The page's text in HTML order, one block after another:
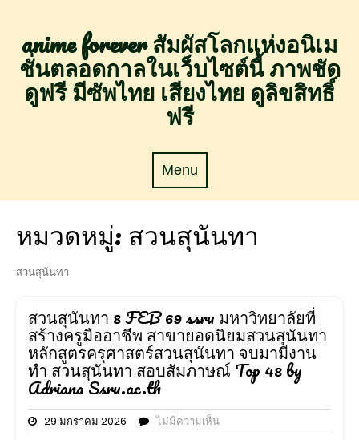
contentanime forever สัมผัสโลกแห่งอนิเม
ชั่นตลอดกาลในเว็บไซต์นี้ ภาพชัด
ดูฟรี มีซัพไทย เสียงไทย ดูลิขสิทธิ์
ฟรี
MenuMenu
หมวดหมู่:สวนสุนันทา
สวนสุนันทา
สวนสุนันทา 8 FEB 69 ssru มหาวิทยาลัยที่
สร้างครูมืออาชีพ สาขายอดนิยมสวนสุนันทา
หลักสูตรครุศาสตร์สวนสุนันทา จบมามีงาน
ทำ สวนสุนันทา สอบสัมภาษณ์ Top 48 by
Adriana Ssru.ac.th
29 มกราคม 2026 ไม่มีความเห็น